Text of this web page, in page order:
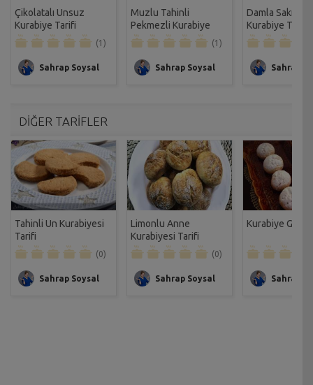
Çikolatalı Unsuz
Kurabiye Tarifi
(1)
Sahrap Soysal
Muzlu Tahinli
Pekmezli Kurabiye
Tarifi
(1)
Sahrap Soysal
Damla Sakızlı
Kurabiye Tarifi
Sahrap
DİĞER TARİFLER
Tahinli Un Kurabiyesi
Tarifi
(0)
Sahrap Soysal
Limonlu Anne
Kurabiyesi Tarifi
(0)
Sahrap Soysal
Kurabiye
Sahrap